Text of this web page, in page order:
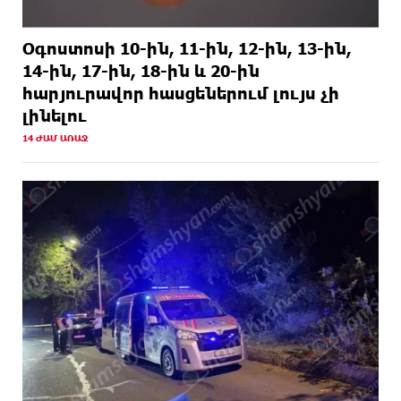
Օգոստոսի 10-ին, 11-ին, 12-ին, 13-ին,
14-ին, 17-ին, 18-ին և 20-ին
հարյուրավոր հասցեներում լույս չի
լինելու
14 ԺԱՄ ԱՌԱՋ